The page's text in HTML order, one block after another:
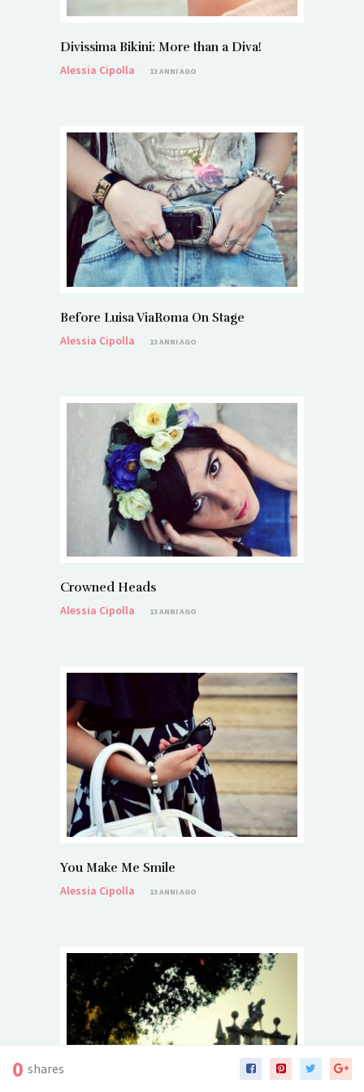
Divissima Bikini: More than a Diva!
Alessia Cipolla
13 ANNI AGO
Before Luisa ViaRoma On Stage
Alessia Cipolla
13 ANNI AGO
Crowned Heads
Alessia Cipolla
13 ANNI AGO
You Make Me Smile
Alessia Cipolla
13 ANNI AGO
0 shares